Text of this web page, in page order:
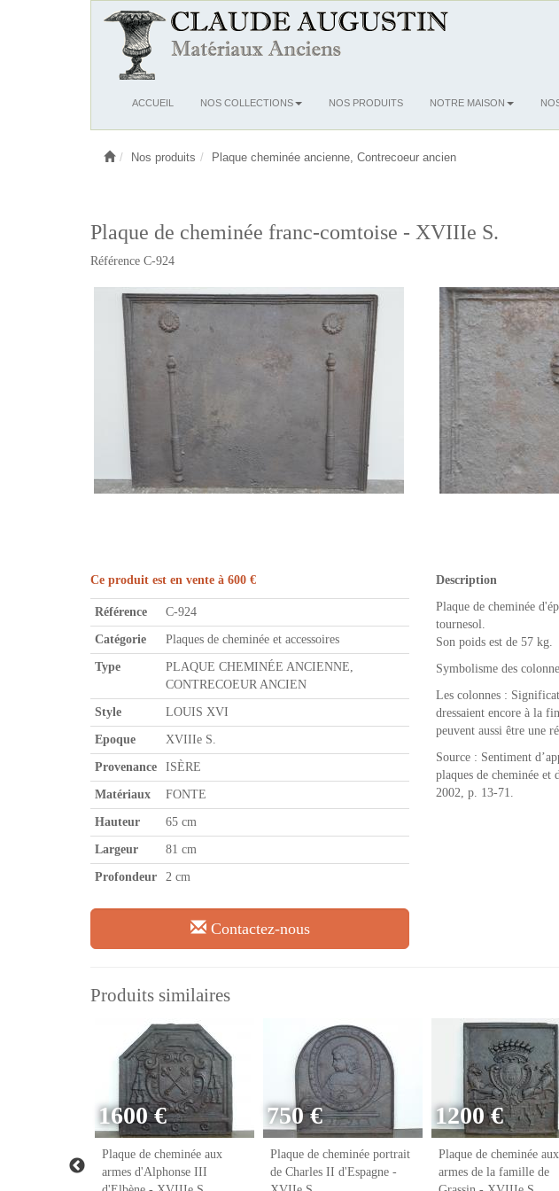
OuvrirACCUEIL NOS COLLECTIONS NOS PRODUITS NOTRE MAISON
Nos produits Plaque cheminée ancienne, Contrecoeur ancien
Plaque de cheminée franc-comtoise - XVIIIe S.
Référence C-924
Ce produit est en vente à 600 €
Référence C-924
Catégorie Plaques de cheminée et accessoires
Type
PLAQUE CHEMINÉE ANCIENNE,
CONTRECOEUR ANCIEN
Style LOUIS XVI
Epoque XVIIIe S.
Provenance ISÈRE
Matériaux FONTE
Hauteur 65 cm
Largeur 81 cm
Profondeur 2 cm
Contactez-nous
Description
Plaque de cheminée
tournesol.
Son poids est de 57 kg.
Symbolisme des
Les colonnes :
dressaient encore à la
peuvent aussi être une
Source : Sentiment
plaques de cheminée
2002, p. 13-71.
Produits similaires
1600 €
Plaque de cheminée aux
armes d'Alphonse III
750 €
Plaque de cheminée portrait
de Charles II d'Espagne -
1200 €
Plaque de cheminée aux
armes de la famille de